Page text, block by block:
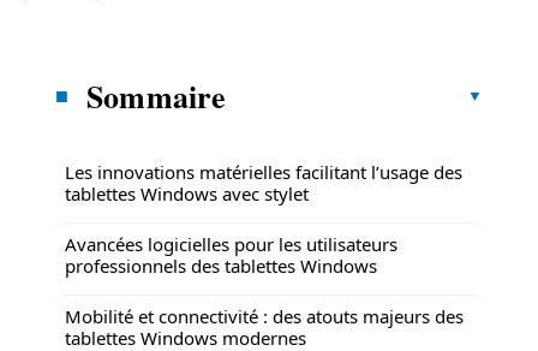
Sommaire
Les innovations matérielles facilitant l’usage des
tablettes Windows avec stylet
Avancées logicielles pour les utilisateurs
professionnels des tablettes Windows
Mobilité et connectivité : des atouts majeurs des
tablettes Windows modernes